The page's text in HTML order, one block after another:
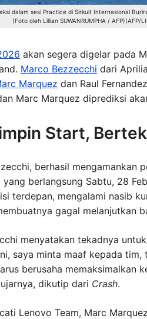
dalam sesi Practice di Sirkuit Internasional
(Foto oleh Lillian SUWANRUMPHA / AFP)(AFP/
akan segera digelar pada
Marco Bezzecchi dari
Marquez dan Raul
Marc Marquez diprediksi
Start,
berhasil mengamankan
berlangsung Sabtu, 28
terdepan, mengalami nasib
gagal melanjutkan
menyatakan tekadnya
saya minta maaf kepada
berusaha memaksimalkan
dikutip dari Crash.
Lenovo Team, Marc